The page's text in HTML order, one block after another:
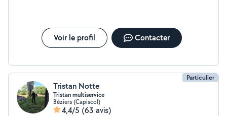
Voir le profil Contacter
Particulier
Tristan Notte
Tristan multiservice
Béziers (Capiscol)
4,4/5 (63 avis)